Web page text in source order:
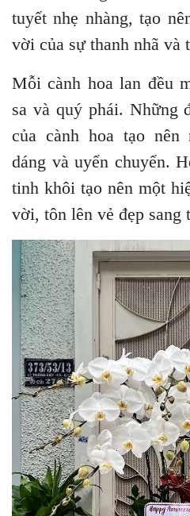
tuyết nhẹ nhàng, tạo
vời của sự thanh nhã và
Mỗi cành hoa lan đều
sa và quý phái. Những
của cành hoa tạo nên
dáng và uyển chuyển.
tinh khôi tạo nên một
vời, tôn lên vẻ đẹp sang